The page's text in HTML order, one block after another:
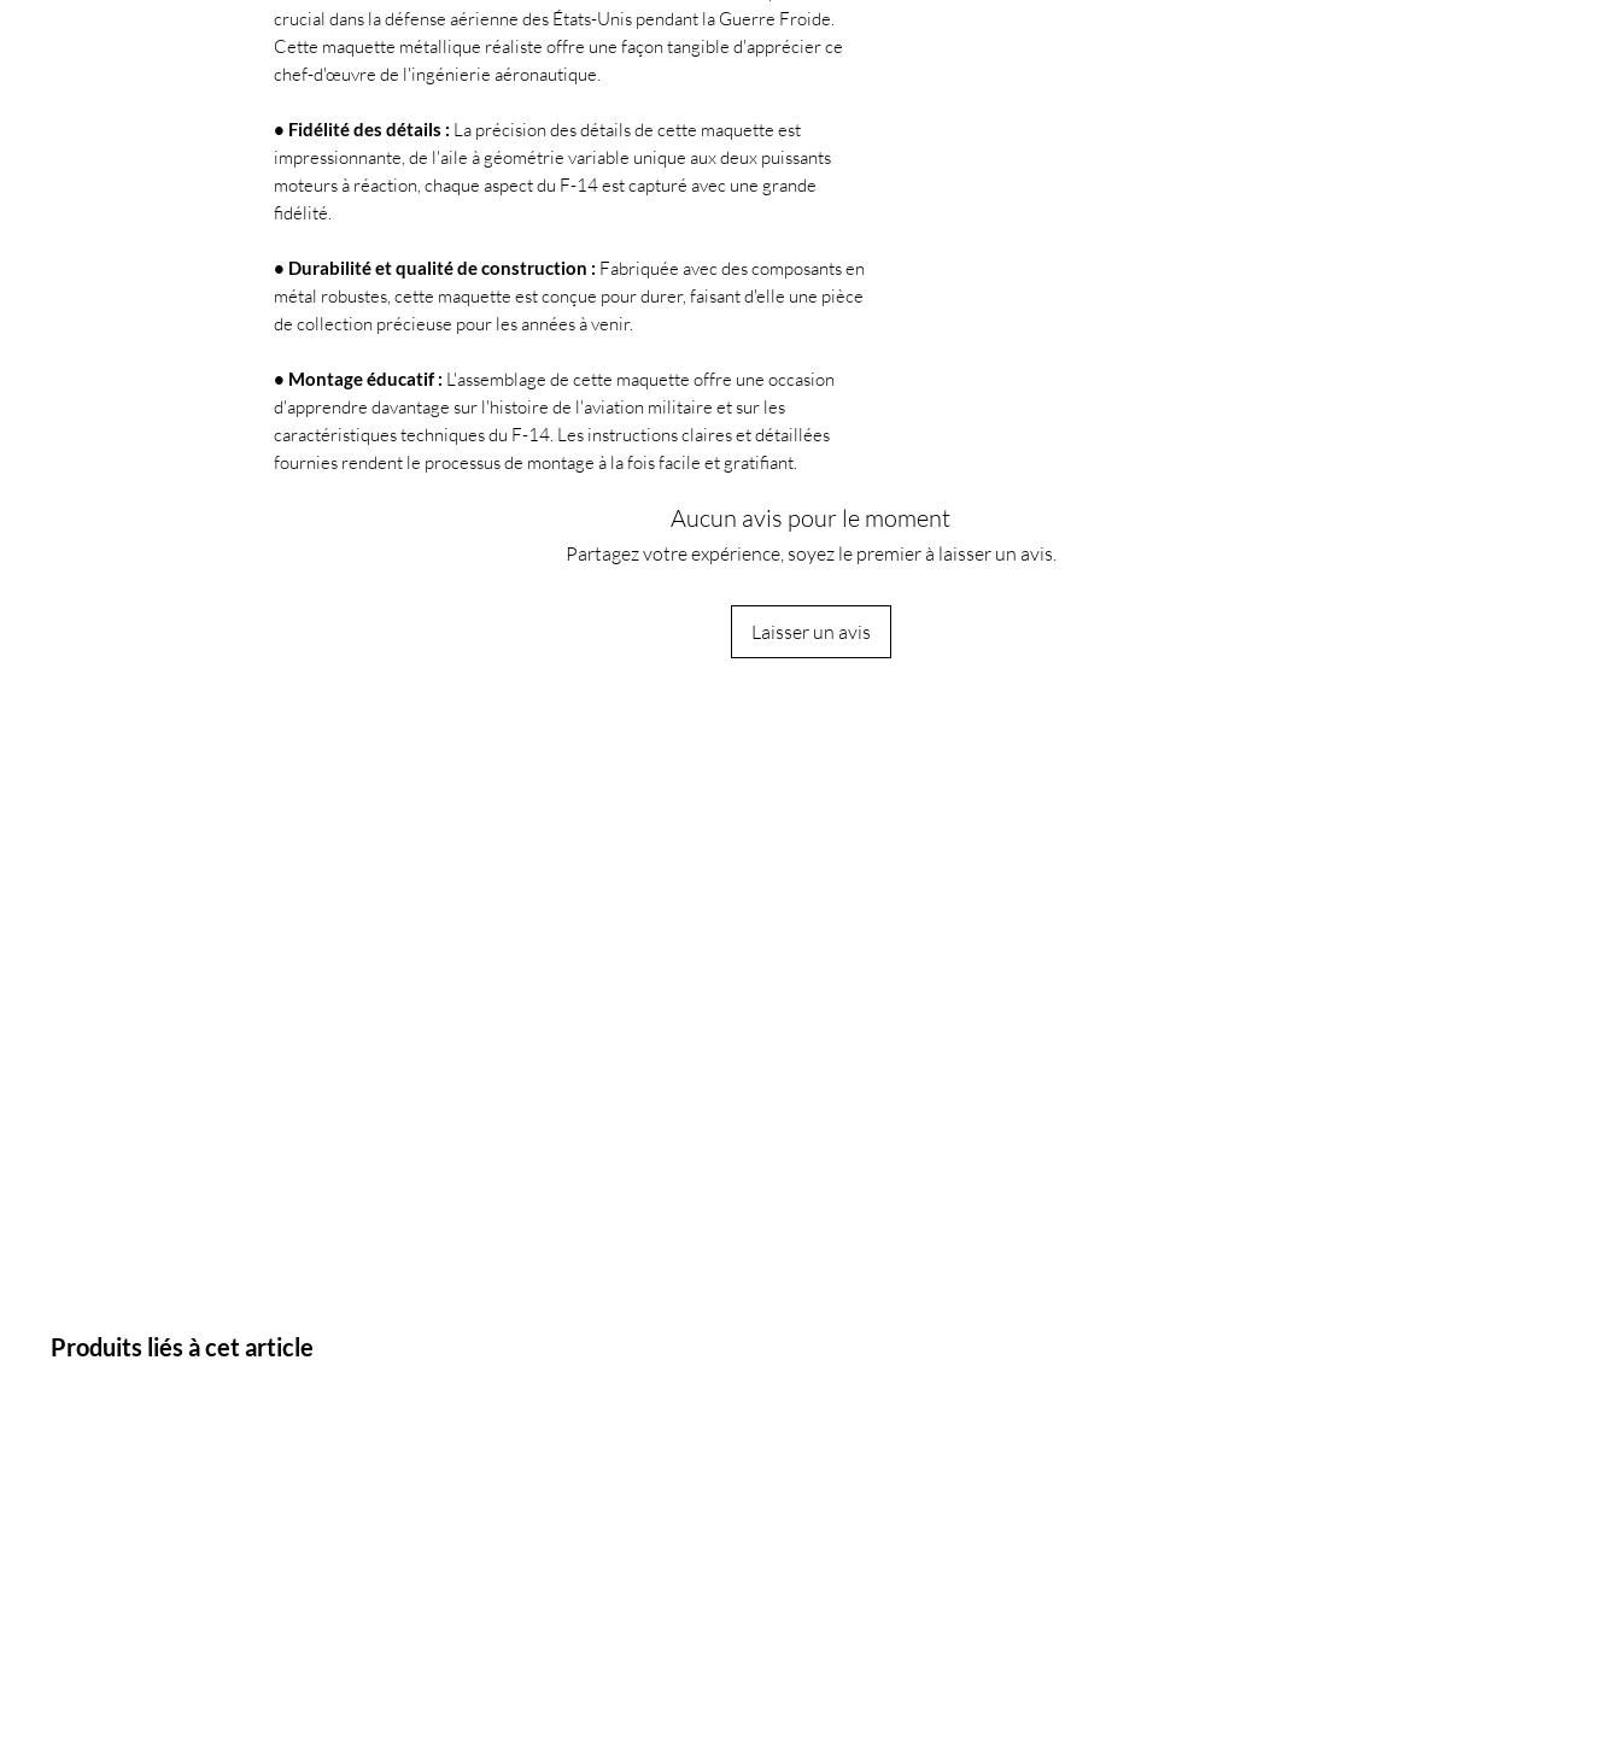
crucial dans la défense aérienne des États-Unis pendant la Guerre Froide.
Cette maquette métallique réaliste offre une façon tangible d'apprécier ce
chef-d'œuvre de l'ingénierie aéronautique.
• Fidélité des détails : La précision des détails de cette maquette est
impressionnante, de l'aile à géométrie variable unique aux deux puissants
moteurs à réaction, chaque aspect du F-14 est capturé avec une grande
fidélité.
• Durabilité et qualité de construction : Fabriquée avec des composants en
métal robustes, cette maquette est conçue pour durer, faisant d'elle une pièce
de collection précieuse pour les années à venir.
• Montage éducatif : L'assemblage de cette maquette offre une occasion
d'apprendre davantage sur l'histoire de l'aviation militaire et sur les
caractéristiques techniques du F-14. Les instructions claires et détaillées
fournies rendent le processus de montage à la fois facile et gratifiant.
Aucun avis pour le moment
Partagez votre expérience, soyez le premier à laisser un avis.
Laisser un avis
Produits liés à cet article